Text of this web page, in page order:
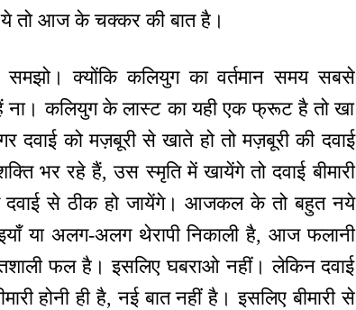
तो आज के चक्कर की बात है।
क्योंकि कलियुग का वर्तमान समय सबसे
ना। कलियुग के लास्ट का यही एक फ्रूट है तो खा
दवाई को मज़बूरी से खाते हो तो मज़बूरी की दवाई
भर रहे हैं, उस स्मृति में खायेंगे तो दवाई बीमारी
में दवाई से ठीक हो जायेंगे। आजकल के तो बहुत नये
या अलग-अलग थेरापी निकाली है, आज फलानी
फल है। इसलिए घबराओ नहीं। लेकिन दवाई
होनी ही है, नई बात नहीं है। इसलिए बीमारी से